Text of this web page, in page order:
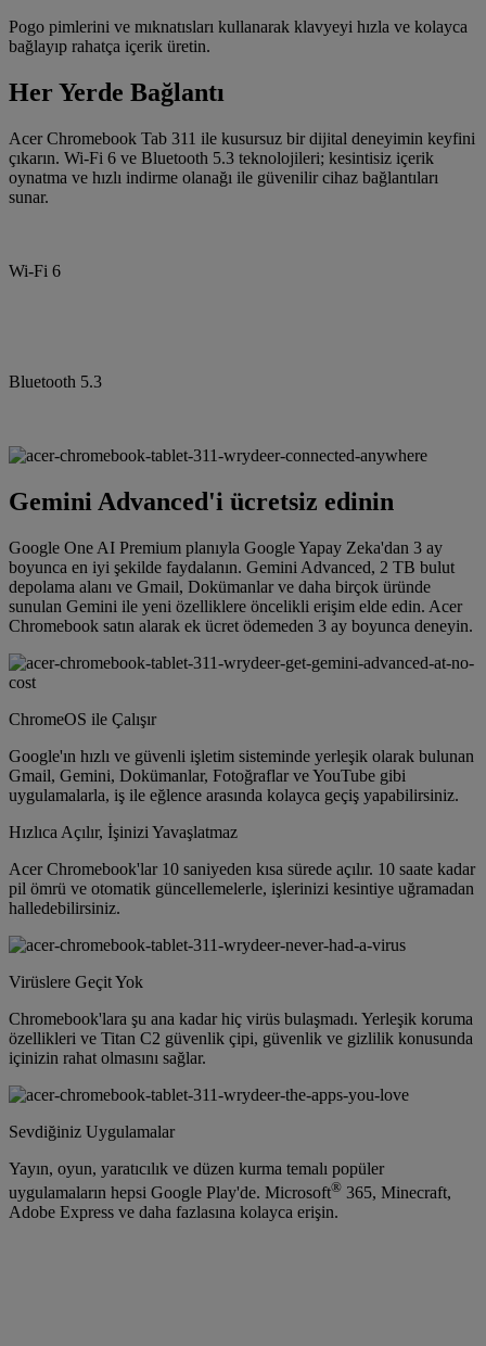
Pogo pimlerini ve mıknatısları kullanarak klavyeyi hızla ve kolayca
bağlayıp rahatça içerik üretin.
Her Yerde Bağlantı
Acer Chromebook Tab 311 ile kusursuz bir dijital deneyimin keyfini
çıkarın. Wi-Fi 6 ve Bluetooth 5.3 teknolojileri; kesintisiz içerik
oynatma ve hızlı indirme olanağı ile güvenilir cihaz bağlantıları
sunar.
Wi-Fi 6
Bluetooth 5.3
Gemini Advanced'i ücretsiz edinin
Google One AI Premium planıyla Google Yapay Zeka'dan 3 ay
boyunca en iyi şekilde faydalanın. Gemini Advanced, 2 TB bulut
depolama alanı ve Gmail, Dokümanlar ve daha birçok üründe
sunulan Gemini ile yeni özelliklere öncelikli erişim elde edin. Acer
Chromebook satın alarak ek ücret ödemeden 3 ay boyunca deneyin.
ChromeOS ile Çalışır
Google'ın hızlı ve güvenli işletim sisteminde yerleşik olarak bulunan
Gmail, Gemini, Dokümanlar, Fotoğraflar ve YouTube gibi
uygulamalarla, iş ile eğlence arasında kolayca geçiş yapabilirsiniz.
Hızlıca Açılır, İşinizi Yavaşlatmaz
Acer Chromebook'lar 10 saniyeden kısa sürede açılır. 10 saate kadar
pil ömrü ve otomatik güncellemelerle, işlerinizi kesintiye uğramadan
halledebilirsiniz.
Virüslere Geçit Yok
Chromebook'lara şu ana kadar hiç virüs bulaşmadı. Yerleşik koruma
özellikleri ve Titan C2 güvenlik çipi, güvenlik ve gizlilik konusunda
içinizin rahat olmasını sağlar.
Sevdiğiniz Uygulamalar
Yayın, oyun, yaratıcılık ve düzen kurma temalı popüler
uygulamaların hepsi Google Play'de. Microsoft® 365, Minecraft,
Adobe Express ve daha fazlasına kolayca erişin.